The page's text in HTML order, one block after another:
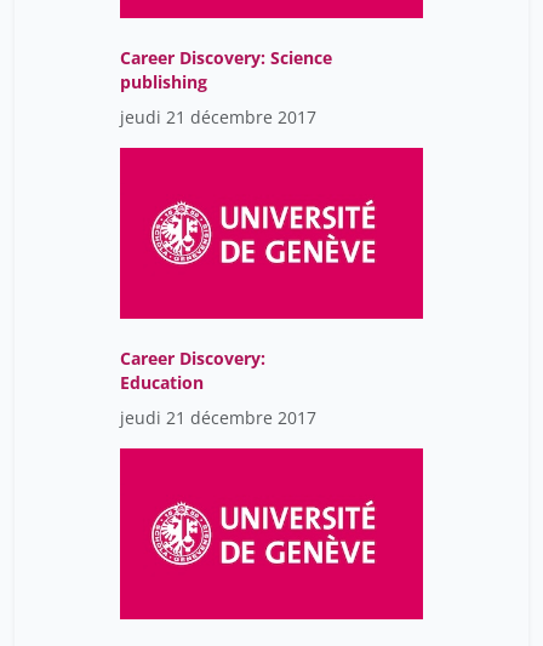
Career Discovery: Science
publishing
jeudi 21 décembre 2017
Career Discovery:
Education
jeudi 21 décembre 2017